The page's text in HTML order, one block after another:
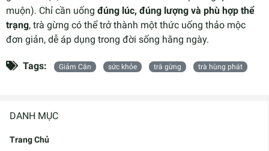
DANH MỤC
Trang Chủ
muộn). Chỉ cần uống đúng lúc, đúng lượng và phù hợp thể
trạng, trà gừng có thể trở thành một thức uống thảo mộc
đơn giản, dễ áp dụng trong đời sống hằng ngày.
Tags: Giảm Cân sức khỏe trà gừng trà hùng phát